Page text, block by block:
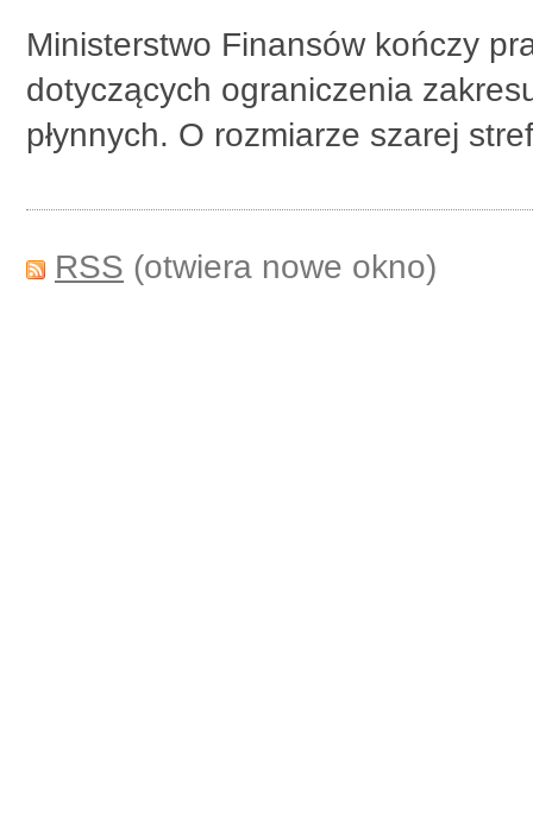
Ministerstwo Finansów kończy
dotyczących ograniczenia
płynnych. O rozmiarze szarej
RSS (otwiera nowe okno)